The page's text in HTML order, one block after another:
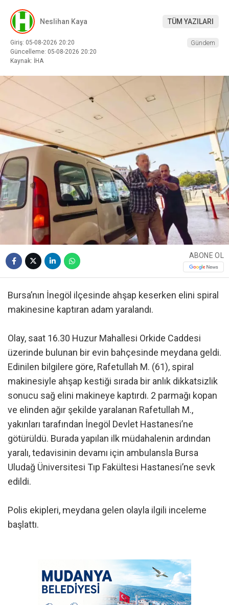
Neslihan Kaya TÜM YAZILARI
Giriş: 05-08-2026 20:20
Güncelleme: 05-08-2026 20:20
Kaynak: İHA
Gündem
ABONE OL
Bursa’nın İnegöl ilçesinde ahşap keserken elini spiral
makinesine kaptıran adam yaralandı.
Olay, saat 16.30 Huzur Mahallesi Orkide Caddesi
üzerinde bulunan bir evin bahçesinde meydana geldi.
Edinilen bilgilere göre, Rafetullah M. (61), spiral
makinesiyle ahşap kestiği sırada bir anlık dikkatsizlik
sonucu sağ elini makineye kaptırdı. 2 parmağı kopan
ve elinden ağır şekilde yaralanan Rafetullah M.,
yakınları tarafından İnegöl Devlet Hastanesi’ne
götürüldü. Burada yapılan ilk müdahalenin ardından
yaralı, tedavisinin devamı için ambulansla Bursa
Uludağ Üniversitesi Tıp Fakültesi Hastanesi’ne sevk
edildi.
Polis ekipleri, meydana gelen olayla ilgili inceleme
başlattı.